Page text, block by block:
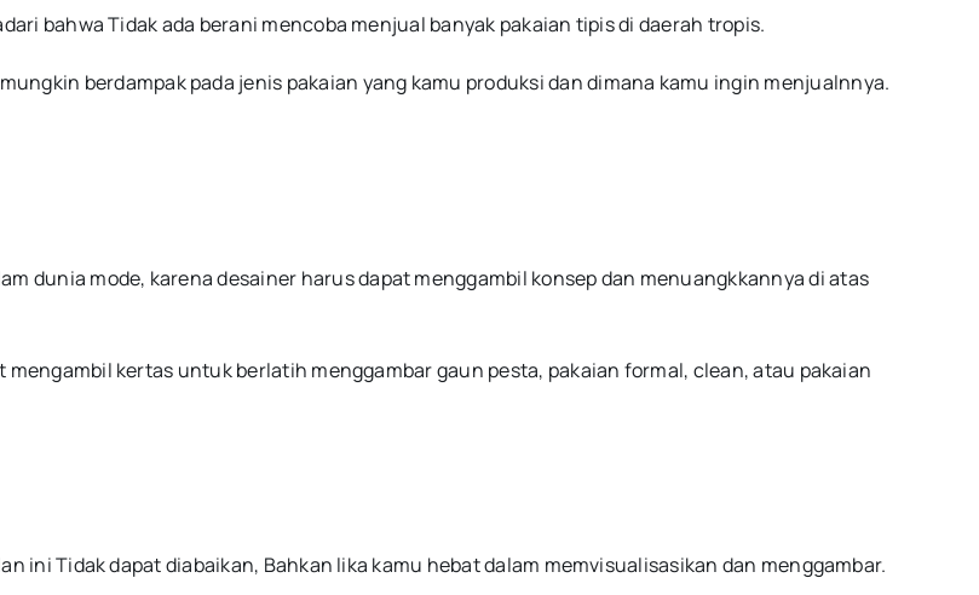
bahwa Tidak ada berani mencoba menjual banyak pakaian tipis di daerah tropis.
berdampak pada jenis pakaian yang kamu produksi dan dimana kamu ingin menjualnnya.
dunia mode, karena desainer harus dapat menggambil konsep dan menuangkkannya di atas
kertas untuk berlatih menggambar gaun pesta, pakaian formal, clean, atau pakaian
ini Tidak dapat diabaikan, Bahkan lika kamu hebat dalam memvisualisasikan dan menggambar.